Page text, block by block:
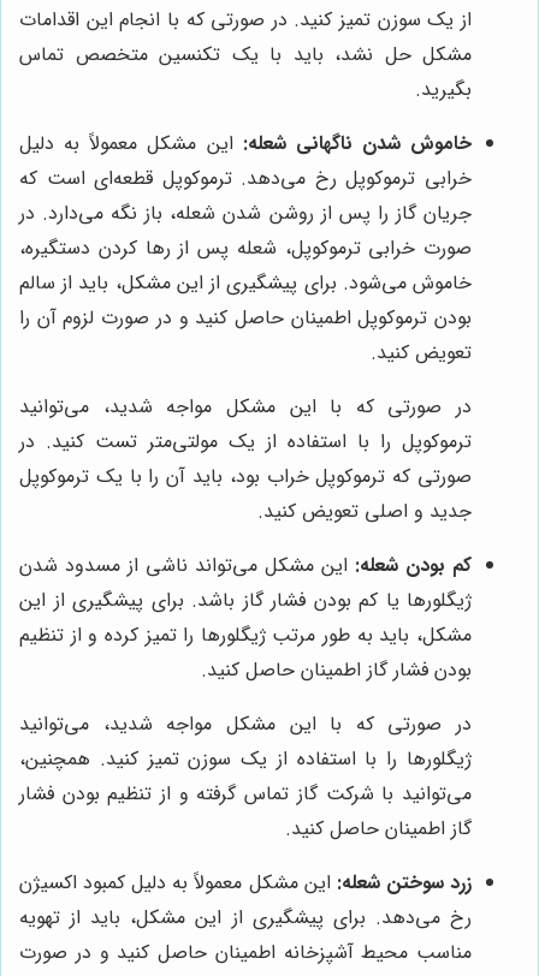
از یک سوزن تمیز کنید. در صورتی که با انجام این اقدامات
مشکل حل نشد، باید با یک تکنسین متخصص تماس
بگیرید.
خاموش شدن ناگهانی شعله: این مشکل معمولاً به دلیل
خرابی ترموکوپل رخ می‌دهد. ترموکوپل قطعه‌ای است که
جریان گاز را پس از روشن شدن شعله، باز نگه می‌دارد. در
صورت خرابی ترموکوپل، شعله پس از رها کردن دستگیره،
خاموش می‌شود. برای پیشگیری از این مشکل، باید از سالم
بودن ترموکوپل اطمینان حاصل کنید و در صورت لزوم آن را
تعویض کنید.
در صورتی که با این مشکل مواجه شدید، می‌توانید
ترموکوپل را با استفاده از یک مولتی‌متر تست کنید. در
صورتی که ترموکوپل خراب بود، باید آن را با یک ترموکوپل
جدید و اصلی تعویض کنید.
کم بودن شعله: این مشکل می‌تواند ناشی از مسدود شدن
ژیگلورها یا کم بودن فشار گاز باشد. برای پیشگیری از این
مشکل، باید به طور مرتب ژیگلورها را تمیز کرده و از تنظیم
بودن فشار گاز اطمینان حاصل کنید.
در صورتی که با این مشکل مواجه شدید، می‌توانید
ژیگلورها را با استفاده از یک سوزن تمیز کنید. همچنین،
می‌توانید با شرکت گاز تماس گرفته و از تنظیم بودن فشار
گاز اطمینان حاصل کنید.
زرد سوختن شعله: این مشکل معمولاً به دلیل کمبود اکسیژن
رخ می‌دهد. برای پیشگیری از این مشکل، باید از تهویه
مناسب محیط آشپزخانه اطمینان حاصل کنید و در صورت